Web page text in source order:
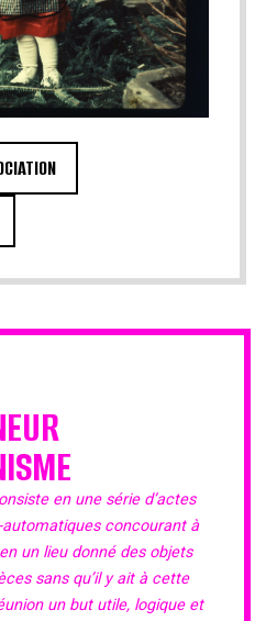
en une série d’actes
concourant à
un lieu donné des objets
sans qu’il y ait à cette
un but utile, logique et